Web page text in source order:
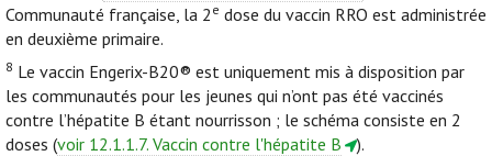
Communauté française, la 2 e dose du vaccin RRO est administrée
en deuxième primaire.
8 Le vaccin Engerix-B20® est uniquement mis à disposition par
les communautés pour les jeunes qui n’ont pas été vaccinés
contre l’hépatite B étant nourrisson ; le schéma consiste en 2
doses (voir 12.1.1.7. Vaccin contre l'hépatite B
).